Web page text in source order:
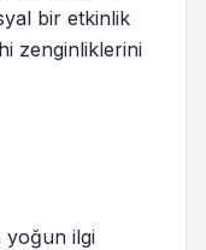
bir etkinlik
zenginliklerini
yoğun ilgi